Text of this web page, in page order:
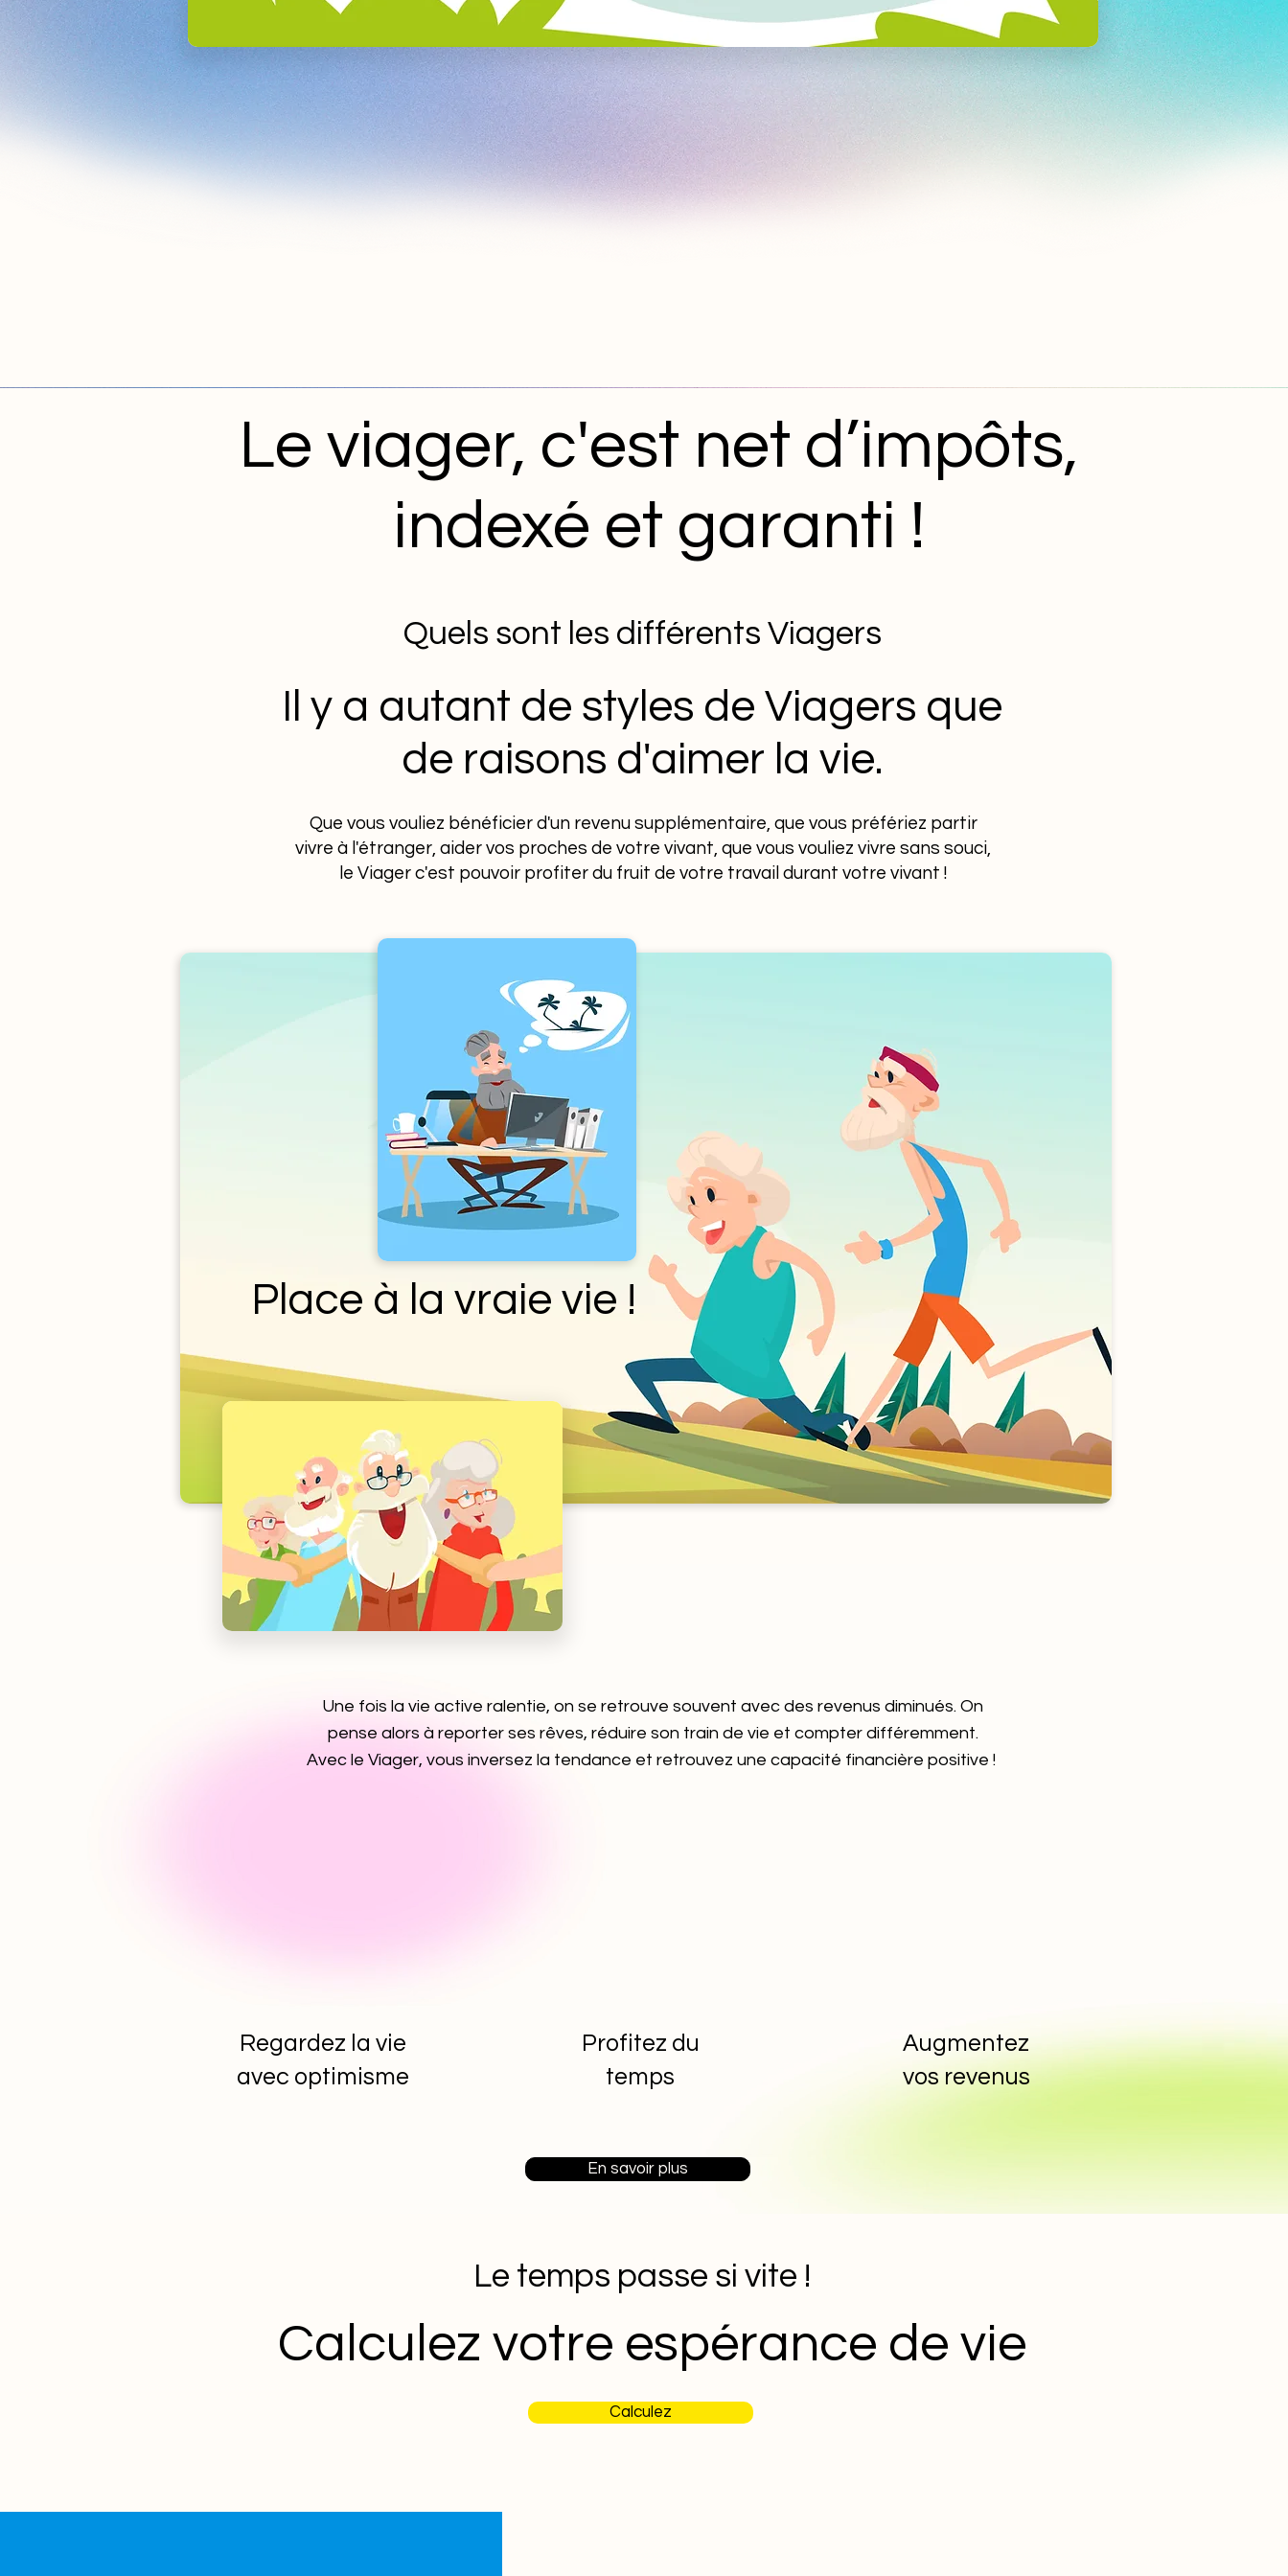
Le viager, c'est net d’impôts,
indexé et garanti !
Quels sont les différents Viagers
Il y a autant de styles de Viagers que
de raisons d'aimer la vie.
Que vous vouliez bénéficier d'un revenu supplémentaire, que vous préfériez partir
vivre à l'étranger, aider vos proches de votre vivant, que vous vouliez vivre sans souci,
le Viager c'est pouvoir profiter du fruit de votre travail durant votre vivant !
Place à la vraie vie !
Une fois la vie active ralentie, on se retrouve souvent avec des revenus diminués. On
pense alors à reporter ses rêves, réduire son train de vie et compter différemment.
Avec le Viager, vous inversez la tendance et retrouvez une capacité financière positive !
Regardez la vie
avec optimisme
Profitez du
temps
Augmentez
vos revenus
En savoir plus
Le temps passe si vite !
Calculez votre espérance de vie
Calculez